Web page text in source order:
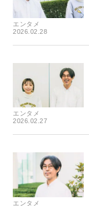
エンタメ
2026.02.28
エンタメ
2026.02.27
エンタメ